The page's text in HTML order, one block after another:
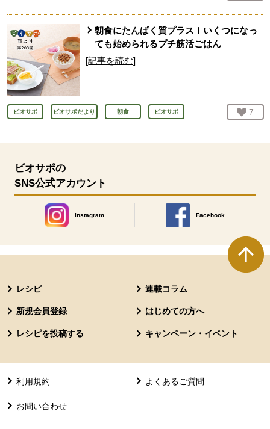
朝食にたんぱく質プラス！いくつになっ
ても始められるプチ筋活ごはん
[記事を読む]
ビオサポ ビオサポだより 朝食 ビオサポ お気
7
ビオサポの
SNS公式アカウント
Instagram
別のウィンドウで開きます。
Facebook
別のウィンドウで開きます
レシピ 連載コラム
新規会員登録 はじめての方へ
レシピを投稿する キャンペーン・イベント
利用規約 よくあるご質問
お問い合わせ